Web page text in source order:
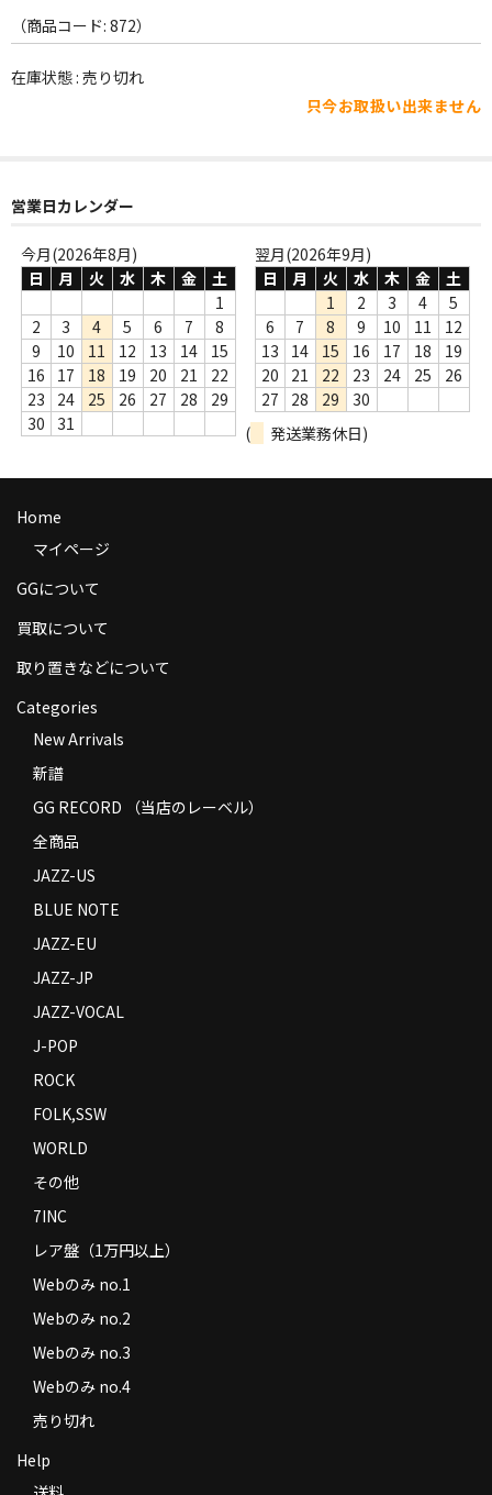
WORLD
その他
Webのみ no.1
Webのみ no.2
Webのみ no.4
売り切れ
Help
送料
商品の発送
返品
コンディション
Privacy Policy
特定商取引法に基づく表示
Contact
（商品コード: 872）
在庫状態 : 売り切れ
只今お取扱い出来ません
営業日カレンダー
今月(2026年8月)
日
月 火 水 木 金
土
1
2
3 4 5 6 7
8
9
10 11 12 13 14
15
16
17 18 19 20 21
22
23
24 25 26 27 28
29
30
31
翌月(2026年9月)
日
月 火 水 木 金
土
1
2 3 4
5
6
7 8 9 10 11
12
13
14 15 16 17 18
19
20
21 22 23 24 25
26
27
28 29
30
(
発送業務休日)
Home
マイページ
GGについて
買取について
取り置きなどについて
Categories
New Arrivals
新譜
GG RECORD （当店のレーベル）
全商品
JAZZ-US
BLUE NOTE
JAZZ-EU
JAZZ-JP
JAZZ-VOCAL
J-POP
ROCK
FOLK,SSW
WORLD
その他
7INC
レア盤（1万円以上）
Webのみ no.1
Webのみ no.2
Webのみ no.3
Webのみ no.4
売り切れ
Help